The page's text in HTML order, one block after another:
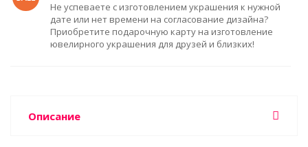
Не успеваете с изготовлением украшения к нужной
дате или нет времени на согласование дизайна?
Приобретите подарочную карту на изготовление
ювелирного украшения для друзей и близких!
Описание